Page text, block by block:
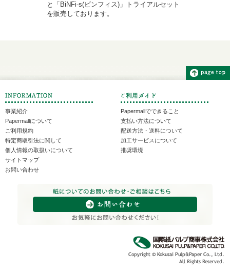
と「BiNFi-s(ビンフィス)」トライアルセット
を販売しております。
事業紹介
Papermallについて
ご利用規約
特定商取引法に関して
個人情報の取扱いについて
サイトマップ
お問い合わせ
Papermallでできること
支払い方法について
配送方法・送料について
加工サービスについて
推奨環境